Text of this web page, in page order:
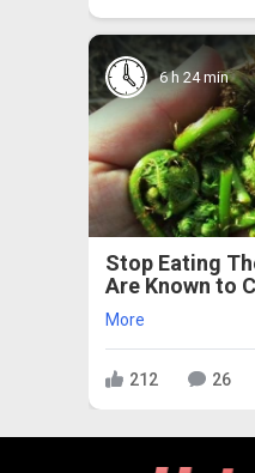
6 h 24 min
Stop Eating
Are Known to
More
212 26